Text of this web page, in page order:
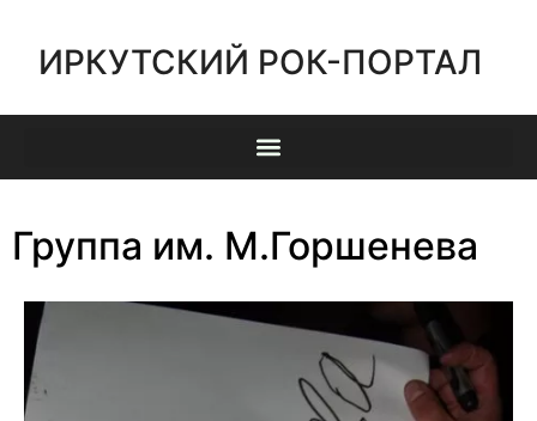
ИРКУТСКИЙ РОК-ПОРТАЛ
Группа им. М.Горшенева